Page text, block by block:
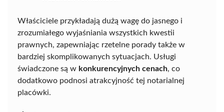
Właściciele przykładają dużą wagę do jasnego i
zrozumiałego wyjaśniania wszystkich kwestii
prawnych, zapewniając rzetelne porady także w
bardziej skomplikowanych sytuacjach. Usługi
świadczone są w konkurencyjnych cenach, co
dodatkowo podnosi atrakcyjność tej notarialnej
placówki.